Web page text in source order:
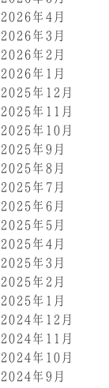
2026年4月
2026年3月
2026年2月
2026年1月
2025年12月
2025年11月
2025年10月
2025年9月
2025年8月
2025年7月
2025年6月
2025年5月
2025年4月
2025年3月
2025年2月
2025年1月
2024年12月
2024年11月
2024年10月
2024年9月